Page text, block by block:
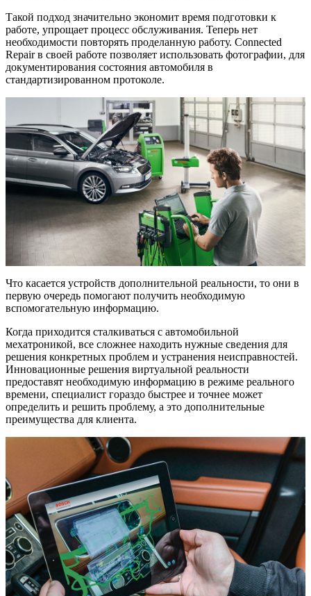
Такой подход значительно экономит время подготовки к
работе, упрощает процесс обслуживания. Теперь нет
необходимости повторять проделанную работу. Connected
Repair в своей работе позволяет использовать фотографии, для
документирования состояния автомобиля в
стандартизированном протоколе.
Что касается устройств дополнительной реальности, то они в
первую очередь помогают получить необходимую
вспомогательную информацию.
Когда приходится сталкиваться с автомобильной
мехатроникой, все сложнее находить нужные сведения для
решения конкретных проблем и устранения неисправностей.
Инновационные решения виртуальной реальности
предоставят необходимую информацию в режиме реального
времени, специалист гораздо быстрее и точнее может
определить и решить проблему, а это дополнительные
преимущества для клиента.